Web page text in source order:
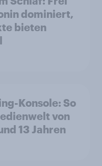
dominiert,
bieten
Konsole: So
von
13 Jahren